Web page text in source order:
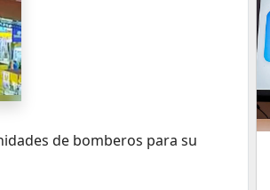
de bomberos para su